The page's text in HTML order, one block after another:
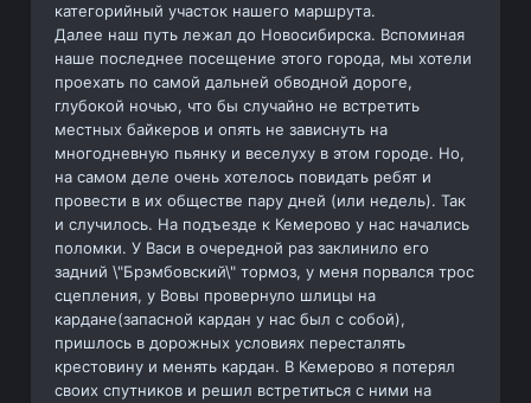
категорийный участок нашего маршрута.
Далее наш путь лежал до Новосибирска. Вспоминая
наше последнее посещение этого города, мы хотели
проехать по самой дальней обводной дороге,
глубокой ночью, что бы случайно не встретить
местных байкеров и опять не зависнуть на
многодневную пьянку и веселуху в этом городе. Но,
на самом деле очень хотелось повидать ребят и
провести в их обществе пару дней (или недель). Так
и случилось. На подъезде к Кемерово у нас начались
поломки. У Васи в очередной раз заклинило его
задний \"Брэмбовский\" тормоз, у меня порвался трос
сцепления, у Вовы провернуло шлицы на
кардане(запасной кардан у нас был с собой),
пришлось в дорожных условиях пересталять
крестовину и менять кардан. В Кемерово я потерял
своих спутников и решил встретиться с ними на